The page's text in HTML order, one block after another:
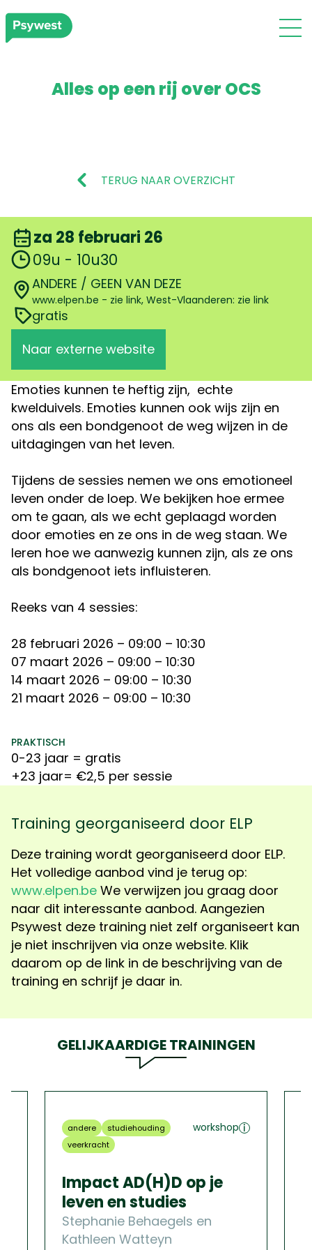
Alles op een rij over OCS
TERUG NAAR OVERZICHT
za 28 februari 26
09u - 10u30
ANDERE / GEEN VAN DEZE
www.elpen.be - zie link, West-Vlaanderen: zie link
gratis
Naar externe website
Emoties kunnen te heftig zijn, echte
kwelduivels. Emoties kunnen ook wijs zijn en
ons als een bondgenoot de weg wijzen in de
uitdagingen van het leven.
Tijdens de sessies nemen we ons emotioneel
leven onder de loep. We bekijken hoe ermee
om te gaan, als we echt geplaagd worden
door emoties en ze ons in de weg staan. We
leren hoe we aanwezig kunnen zijn, als ze ons
als bondgenoot iets influisteren.
Reeks van 4 sessies:
28 februari 2026 – 09:00 – 10:30
07 maart 2026 – 09:00 – 10:30
14 maart 2026 – 09:00 – 10:30
21 maart 2026 – 09:00 – 10:30
PRAKTISCH
0-23 jaar = gratis
+23 jaar= €2,5 per sessie
Training georganiseerd door ELP
Deze training wordt georganiseerd door ELP.
Het volledige aanbod vind je terug op:
www.elpen.be We verwijzen jou graag door
naar dit interessante aanbod. Aangezien
Psywest deze training niet zelf organiseert kan
je niet inschrijven via onze website. Klik
daarom op de link in de beschrijving van de
training en schrijf je daar in.
GELIJKAARDIGE TRAININGEN
andere
studiehouding
veerkracht
workshop
Impact AD(H)D op je
leven en studies
Stephanie Behaegels en
Kathleen Watteyn